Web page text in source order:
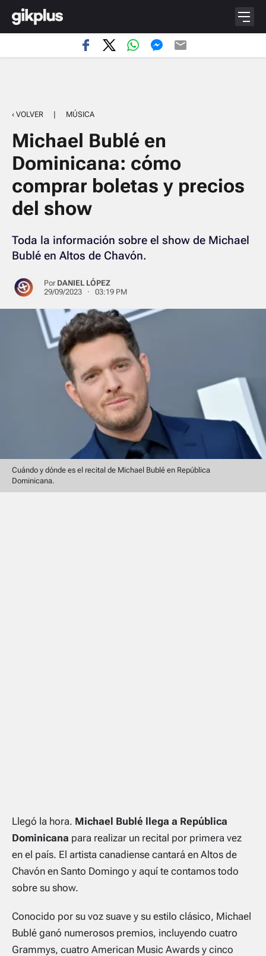
‹ VOLVER | MÚSICA
Michael Bublé en
Dominicana: cómo
comprar boletas y precios
del show
Toda la información sobre el show de Michael
Bublé en Altos de Chavón.
Por DANIEL LÓPEZ
29/09/2023 · 03:19 PM
Cuándo y dónde es el recital de Michael Bublé en República
Dominicana.
Llegó la hora. Michael Bublé llega a República
Dominicana para realizar un recital por primera vez
en el país. El artista canadiense cantará en Altos de
Chavón en Santo Domingo y aquí te contamos todo
sobre su show.
Conocido por su voz suave y su estilo clásico, Michael
Bublé ganó numerosos premios, incluyendo cuatro
Grammys, cuatro American Music Awards y cinco